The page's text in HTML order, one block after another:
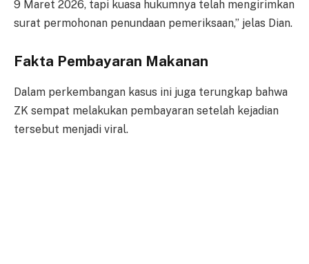
9 Maret 2026, tapi kuasa hukumnya telah mengirimkan
surat permohonan penundaan pemeriksaan,” jelas Dian.
Fakta Pembayaran Makanan
Dalam perkembangan kasus ini juga terungkap bahwa
ZK sempat melakukan pembayaran setelah kejadian
tersebut menjadi viral.